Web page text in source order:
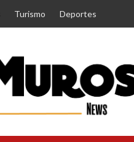
Turismo Deportes